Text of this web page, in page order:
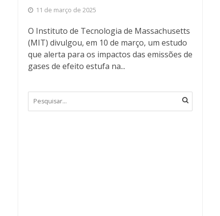
11 de março de 2025
O Instituto de Tecnologia de Massachusetts
(MIT) divulgou, em 10 de março, um estudo
que alerta para os impactos das emissões de
gases de efeito estufa na...